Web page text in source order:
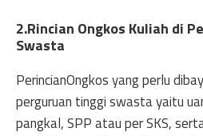
2.Rincian Ongkos Kuliah di
Swasta
PerincianOngkos yang perlu
perguruan tinggi swasta yaitu
pangkal, SPP atau per SKS,